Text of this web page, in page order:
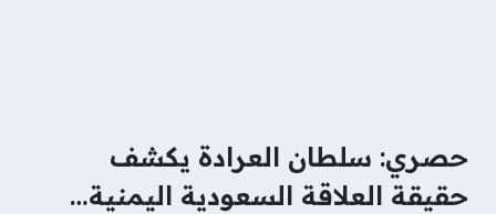
حصري: سلطان العرادة يكشف
حقيقة العلاقة السعودية اليمنية…